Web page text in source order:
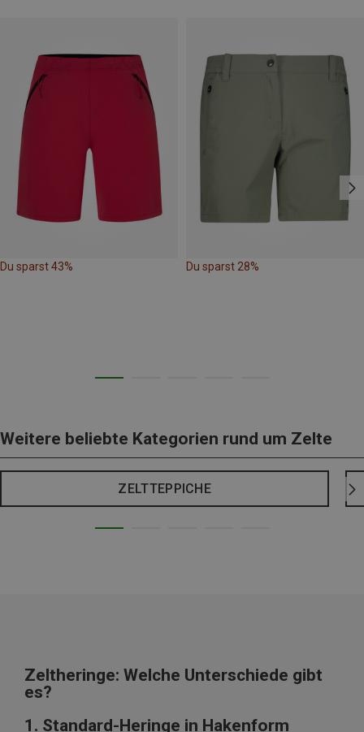
Du sparst 43% Du sparst 28%
Weitere beliebte Kategorien rund um Zelte
ZELTTEPPICHE
Zeltheringe: Welche Unterschiede gibt
es?
1. Standard-Heringe in Hakenform